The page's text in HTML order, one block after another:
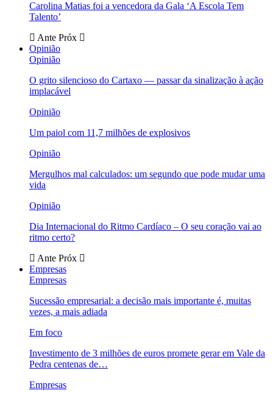
Carolina Matias foi a vencedora da Gala ‘A Escola Tem
Talento’
Ante Próx
Opinião
Opinião
O grito silencioso do Cartaxo — passar da sinalização à ação
implacável
Opinião
Um paiol com 11,7 milhões de explosivos
Opinião
Mergulhos mal calculados: um segundo que pode mudar uma
vida
Opinião
Dia Internacional do Ritmo Cardíaco – O seu coração vai ao
ritmo certo?
Ante Próx
Empresas
Empresas
Sucessão empresarial: a decisão mais importante é, muitas
vezes, a mais adiada
Em foco
Investimento de 3 milhões de euros promete gerar em Vale da
Pedra centenas de…
Empresas